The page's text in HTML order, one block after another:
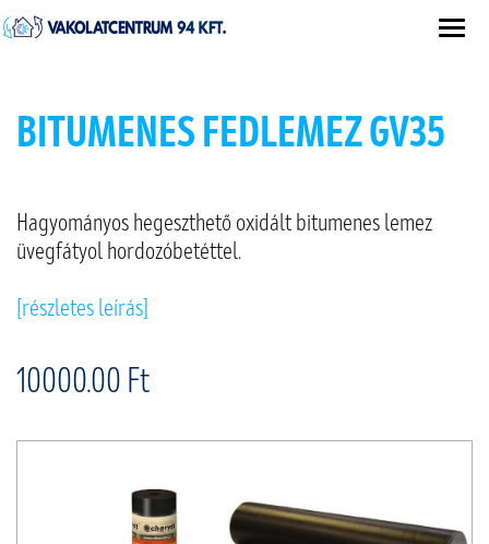
BITUMENES FEDLEMEZ GV35
Hagyományos hegeszthető oxidált bitumenes lemez
üvegfátyol hordozóbetéttel.
[részletes leírás]
10000.00 Ft